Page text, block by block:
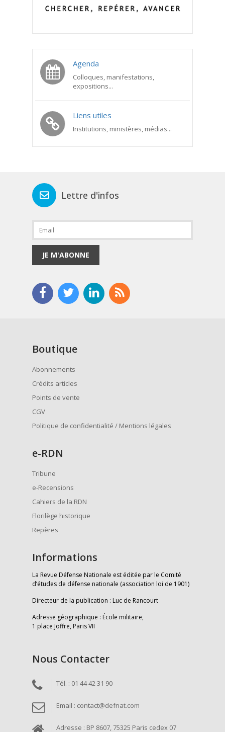
Agenda
Colloques, manifestations,
expositions...
Liens utiles
Institutions, ministères, médias...
Lettre d'infos
JE M'ABONNE
Boutique
Abonnements
Crédits articles
Points de vente
CGV
Politique de confidentialité / Mentions légales
e-RDN
Tribune
e-Recensions
Cahiers de la RDN
Florilège historique
Repères
Informations
La Revue Défense Nationale est éditée par le Comité
d’études de défense nationale (association loi de 1901)
Directeur de la publication : Luc de Rancourt
Adresse géographique : École militaire,
1 place Joffre, Paris VII
Nous Contacter
Tél. : 01 44 42 31 90
Email : contact@defnat.com
Adresse : BP 8607, 75325 Paris cedex 07